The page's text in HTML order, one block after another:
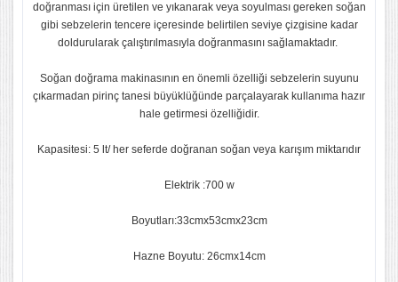
doğranması için üretilen ve yıkanarak veya soyulması gereken soğan
gibi sebzelerin tencere içeresinde belirtilen seviye çizgisine kadar
doldurularak çalıştırılmasıyla doğranmasını sağlamaktadır.
Soğan doğrama makinasının en önemli özelliği sebzelerin suyunu
çıkarmadan pirinç tanesi büyüklüğünde parçalayarak kullanıma hazır
hale getirmesi özelliğidir.
Kapasitesi: 5 lt/ her seferde doğranan soğan veya karışım miktarıdır
Elektrik :700 w
Boyutları:33cmx53cmx23cm
Hazne Boyutu: 26cmx14cm